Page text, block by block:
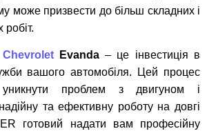
може призвести до більш складних і
Evanda– це інвестиція в
вашого автомобіля. Цей процес
проблем з двигуном і
та ефективну роботу на довгі
готовий надати вам професійну